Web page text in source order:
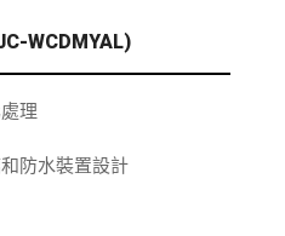
WCDMYAL)
理
防水裝置設計